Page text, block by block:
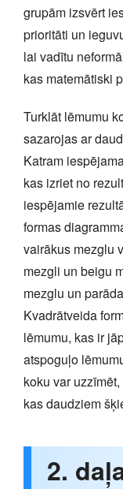
grupām izsvērt
prioritāti un
lai vadītu
kas matemātiski
Turklāt lēmumu
sazarojas ar
Katram
kas izriet no
iespējamie
formas
vairākus mezglu
mezgli un beigu
mezglu un
Kvadrātveida
lēmumu, kas ir
atspoguļo
koku var
kas daudziem
2.